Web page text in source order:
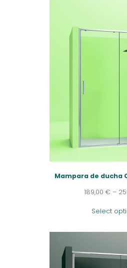
Mampara de ducha
189,00 €–
Select